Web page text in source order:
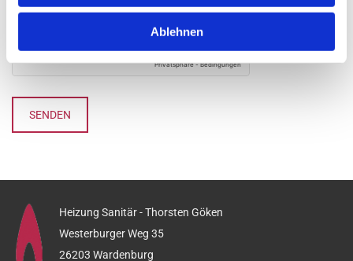
Ablehnen
Heizung Sanitär - Thorsten Göken
Westerburger Weg 35
26203 Wardenburg